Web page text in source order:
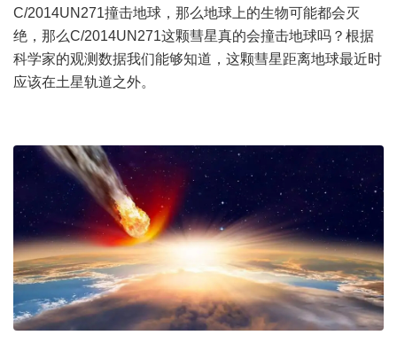
C/2014UN271撞击地球，那么地球上的生物可能都会灭
绝，那么C/2014UN271这颗彗星真的会撞击地球吗？根据
科学家的观测数据我们能够知道，这颗彗星距离地球最近时
应该在土星轨道之外。